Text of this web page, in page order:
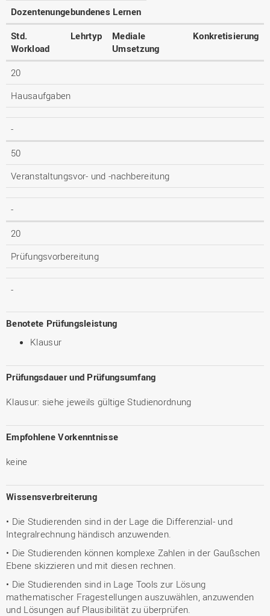
Dozentenungebundenes Lernen
Std.
Workload
Lehrtyp
Mediale
Umsetzung
Konkretisierung
20
Hausaufgaben
-
50
Veranstaltungsvor- und -nachbereitung
-
20
Prüfungsvorbereitung
-
Benotete Prüfungsleistung
Klausur
Prüfungsdauer und Prüfungsumfang
Klausur: siehe jeweils gültige Studienordnung
Empfohlene Vorkenntnisse
keine
Wissensverbreiterung
• Die Studierenden sind in der Lage die Differenzial- und
Integralrechnung händisch anzuwenden.
• Die Studierenden können komplexe Zahlen in der Gaußschen
Ebene skizzieren und mit diesen rechnen.
• Die Studierenden sind in Lage Tools zur Lösung
mathematischer Fragestellungen auszuwählen, anzuwenden
und Lösungen auf Plausibilität zu überprüfen.